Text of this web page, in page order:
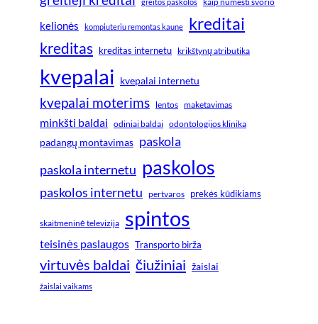
kelionės kompiuteriu remontas kaune kreditai
kreditas kreditas internetu krikštynų atributika
kvepalai kvepalai internetu
kvepalai moterims lentos maketavimas
minkšti baldai odiniai baldai odontologijos klinika
padangų montavimas paskola
paskola internetu paskolos
paskolos internetu pertvaros prekės kūdikiams
skaitmeninė televizija spintos
teisinės paslaugos Transporto birža
virtuvės baldai čiužiniai žaislai
žaislai vaikams